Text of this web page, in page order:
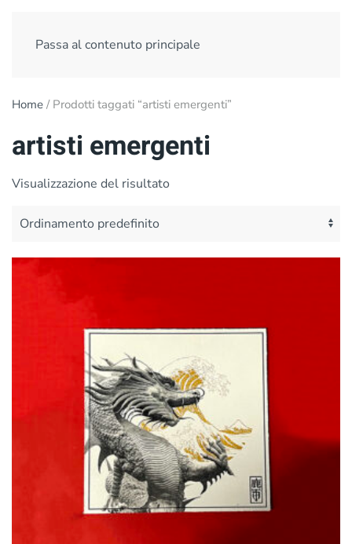
Passa al contenuto principale
Home / Prodotti taggati “artisti emergenti”
artisti emergenti
Visualizzazione del risultato